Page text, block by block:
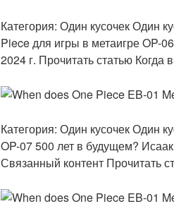
Категория: Один кусочекОдин
Piece для игры в метаигре OP-06
2024 г. Прочитать статью
Категория: Один кусочекОдин
OP-07 500 лет в будущем?
Связанный контент Прочитать